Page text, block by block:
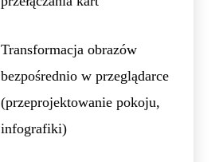
Transformacja obrazów
bezpośrednio w przeglądarce
(przeprojektowanie pokoju,
infografiki)